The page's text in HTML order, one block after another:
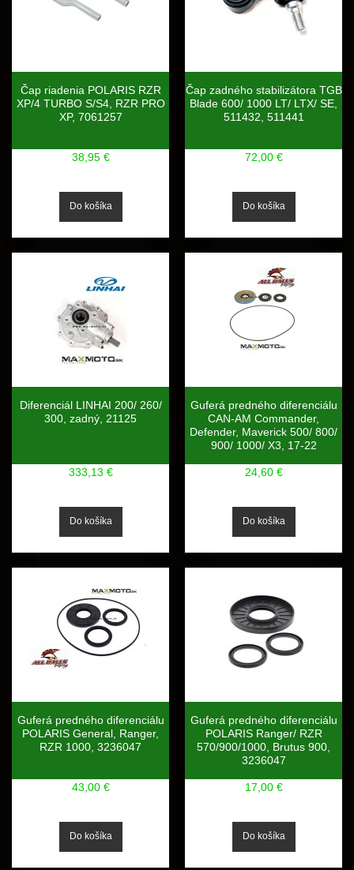
Čap riadenia POLARIS RZR
XP/4 TURBO S/S4, RZR PRO
XP, 7061257
38,95 €
Čap zadného stabilizátora TGB
Blade 600/ 1000 LT/ LTX/ SE,
511432, 511441
72,00 €
Diferenciál LINHAI 200/ 260/
300, zadný, 21125
333,13 €
Guferá predného diferenciálu
CAN-AM Commander,
Defender, Maverick 500/ 800/
900/ 1000/ X3, 17-22
24,60 €
Guferá predného diferenciálu
POLARIS General, Ranger,
RZR 1000, 3236047
43,00 €
Guferá predného diferenciálu
POLARIS Ranger/ RZR
570/900/1000, Brutus 900,
3236047
17,00 €